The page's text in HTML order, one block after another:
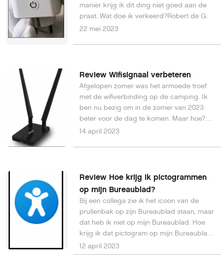
manier krijg ik dit ding niet goed aan de
praat. Wat doe ik verkeerd?Robert de G.
22 mei 2023
Review Wifisignaal verbeteren
Afgelopen zomer was het armoede troef
met de wifiverbinding op de camping. Ik
ben nu bezig om in de zomer van 2023
beter voor de dag te komen. Maar hoe?
Marco de Z.
14 april 2023
Review Hoe krijg ik pictogrammen
op mijn Bureaublad?
Bij een collega zie ik het icoon van de
prullenbak op zijn Bureaublad staan, maar
dat heb ik niet op mijn Bureaublad. Hoe
krijg ik dat pictogram op mijn Bureaublad
en ook andere pictogrammen? K.B. van M.
12 april 2023